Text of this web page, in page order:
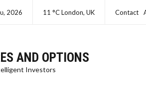
2026 11 °C London, UK Contact
AND OPTIONS
Investors